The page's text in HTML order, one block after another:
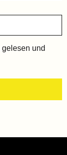
gelesen und